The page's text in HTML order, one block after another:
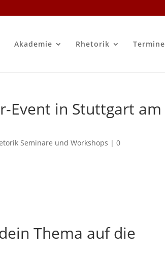
Akademie Rhetorik Termine
Event in Stuttgart am
Seminare und Workshops |0
Thema auf die